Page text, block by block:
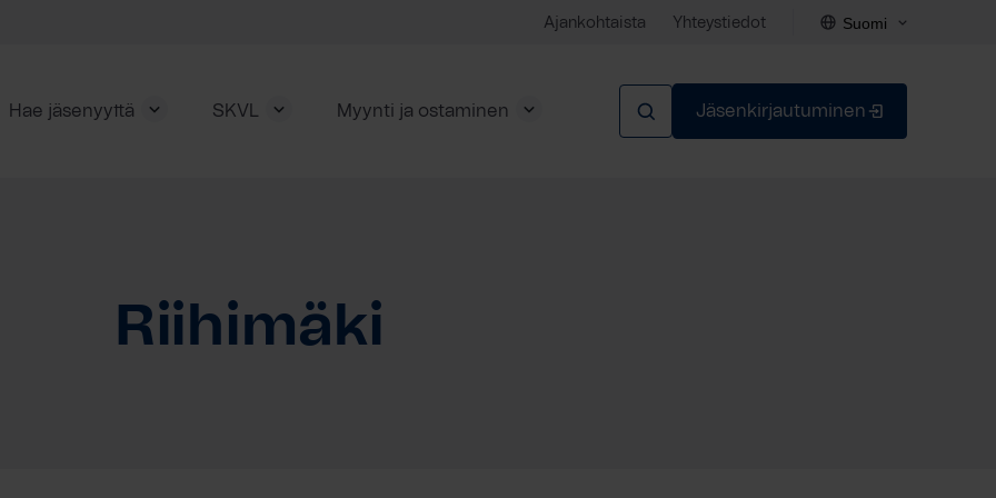
Ajankohtaista Yhteystiedot Suomi
Hae jäsenyyttä SKVL Myynti ja ostaminen Jäsenkirjautuminen
Riihimäki